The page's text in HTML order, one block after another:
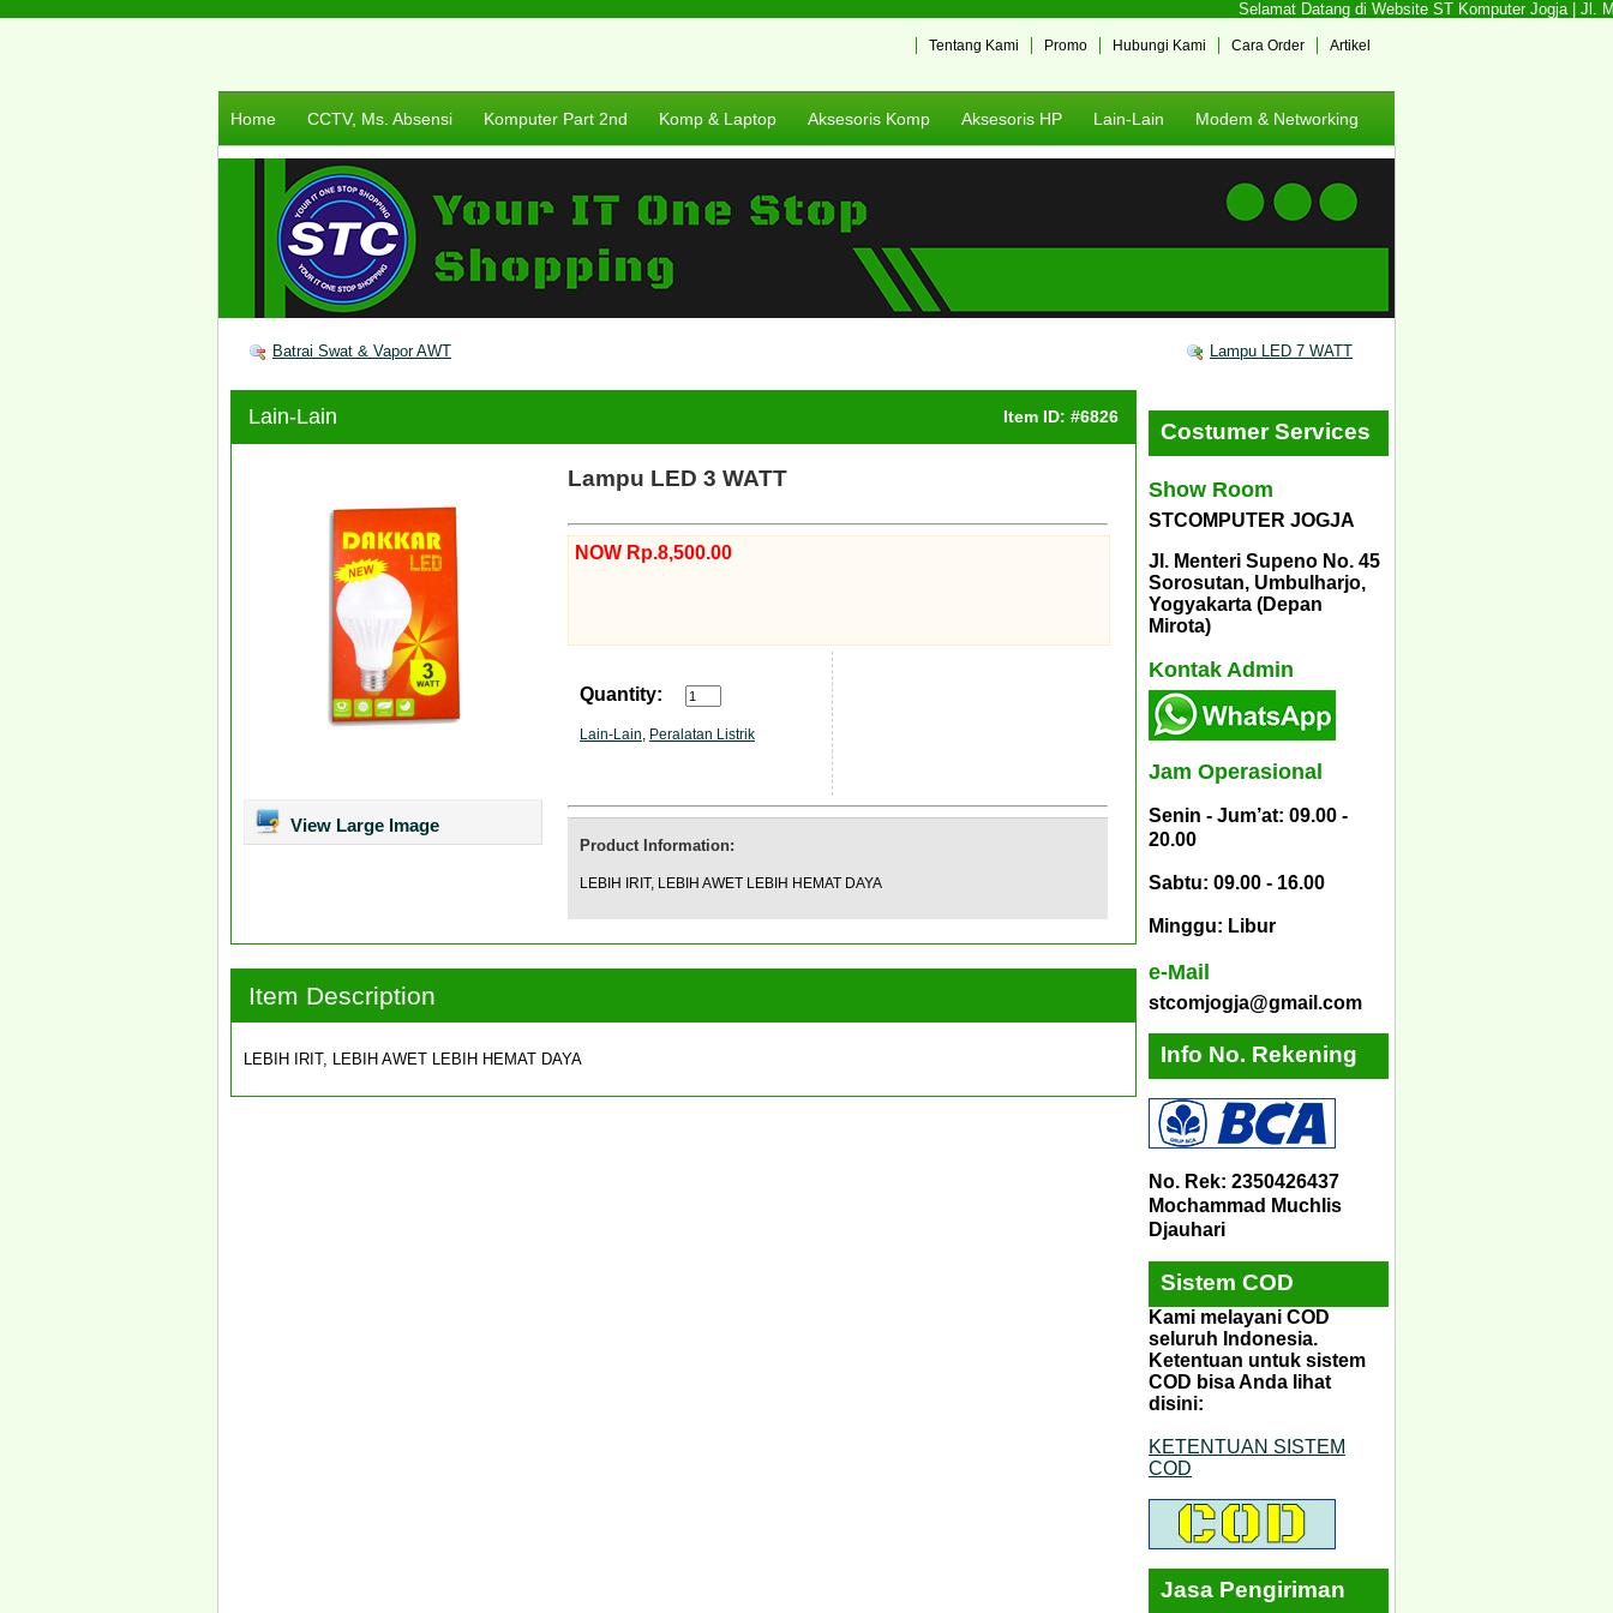
Selamat Datang di Website ST Komputer Jogja | Jl.
Artikel
Cara Order
Hubungi Kami
Promo
Tentang Kami
Home CCTV, Ms. Absensi Komputer Part 2nd Komp & Laptop Aksesoris Komp Aksesoris HP Lain-Lain Modem & Networking
Batrai Swat & Vapor AWT Lampu LED 7 WATT
Lain-Lain Item ID: #6826
View Large Image
Lampu LED 3 WATT
NOW Rp.8,500.00
Quantity:
Lain-Lain, Peralatan Listrik
Product Information:
LEBIH IRIT, LEBIH AWET LEBIH HEMAT DAYA
Item Description
LEBIH IRIT, LEBIH AWET LEBIH HEMAT DAYA
Costumer Services
Show Room
STCOMPUTER JOGJA
Jl. Menteri Supeno No. 45
Sorosutan, Umbulharjo,
Yogyakarta (Depan
Mirota)
Kontak Admin
Jam Operasional
Senin - Jum’at: 09.00 -
20.00
Sabtu: 09.00 - 16.00
Minggu: Libur
e-Mail
stcomjogja@gmail.com
Info No. Rekening
No. Rek: 2350426437
Mochammad Muchlis
Djauhari
Sistem COD
Kami melayani COD
seluruh Indonesia.
Ketentuan untuk sistem
COD bisa Anda lihat
disini:
KETENTUAN SISTEM
COD
Jasa Pengiriman